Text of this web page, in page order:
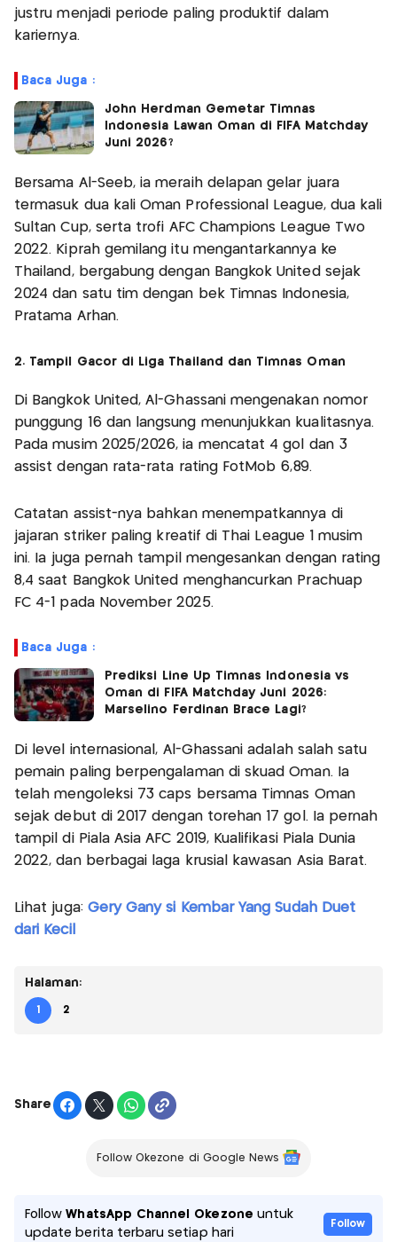
justru menjadi periode paling produktif dalam
kariernya.
Baca Juga :
John Herdman Gemetar Timnas
Indonesia Lawan Oman di FIFA Matchday
Juni 2026?
Bersama Al-Seeb, ia meraih delapan gelar juara
termasuk dua kali Oman Professional League, dua kali
Sultan Cup, serta trofi AFC Champions League Two
2022. Kiprah gemilang itu mengantarkannya ke
Thailand, bergabung dengan Bangkok United sejak
2024 dan satu tim dengan bek Timnas Indonesia,
Pratama Arhan.
2. Tampil Gacor di Liga Thailand dan Timnas Oman
Di Bangkok United, Al-Ghassani mengenakan nomor
punggung 16 dan langsung menunjukkan kualitasnya.
Pada musim 2025/2026, ia mencatat 4 gol dan 3
assist dengan rata-rata rating FotMob 6,89.
Catatan assist-nya bahkan menempatkannya di
jajaran striker paling kreatif di Thai League 1 musim
ini. Ia juga pernah tampil mengesankan dengan rating
8,4 saat Bangkok United menghancurkan Prachuap
FC 4-1 pada November 2025.
Baca Juga :
Prediksi Line Up Timnas Indonesia vs
Oman di FIFA Matchday Juni 2026:
Marselino Ferdinan Brace Lagi?
Di level internasional, Al-Ghassani adalah salah satu
pemain paling berpengalaman di skuad Oman. Ia
telah mengoleksi 73 caps bersama Timnas Oman
sejak debut di 2017 dengan torehan 17 gol. Ia pernah
tampil di Piala Asia AFC 2019, Kualifikasi Piala Dunia
2022, dan berbagai laga krusial kawasan Asia Barat.
Lihat juga: Gery Gany si Kembar Yang Sudah Duet
dari Kecil
Halaman:
1 2
Share
Follow Okezone di Google News
FollowWhatsApp Channel Okezone untuk
update berita terbaru setiap hari
Follow